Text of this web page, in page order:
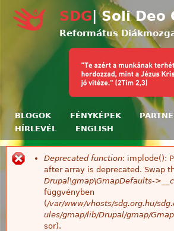
Ugrás a tartalomra
SDG | Soli Deo
Református
BLOGOK FÉNYKÉPEK
HÍRLEVÉL
ENGLISH
Hibaüzenet
Deprecated function: implode():
after array is deprecated. Swap
Drupal\gmap\GmapDefaults-
függvényben
(/var/www/vhosts/sdg.org.hu/
ules/gmap/lib/Drupal/gmap/
sor).